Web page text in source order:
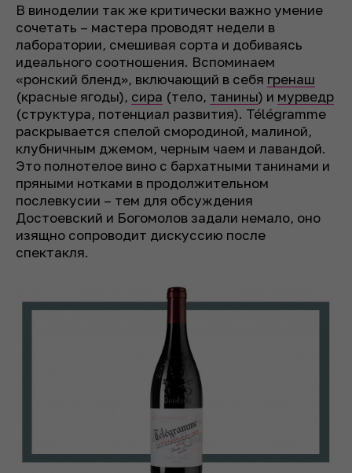
В виноделии так же критически важно умение
сочетать – мастера проводят недели в
лаборатории, смешивая сорта и добиваясь
идеального соотношения. Вспоминаем
«ронский бленд», включающий в себя гренаш
(красные ягоды), сира (тело, танины) и мурведр
(структура, потенциал развития). Télégramme
раскрывается спелой смородиной, малиной,
клубничным джемом, черным чаем и лавандой.
Это полнотелое вино с бархатными танинами и
пряными нотками в продолжительном
послевкусии – тем для обсуждения
Достоевский и Богомолов задали немало, оно
изящно сопроводит дискуссию после
спектакля.